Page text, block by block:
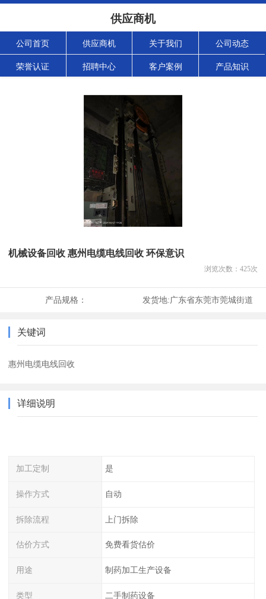
供应商机
公司首页 供应商机 关于我们 公司动态
荣誉认证 招聘中心 客户案例 产品知识
机械设备回收 惠州电缆电线回收 环保意识
浏览次数： 425次
产品规格： 发货地:广东省东莞市莞城街道
关键词
惠州电缆电线回收
详细说明
加工定制 是
操作方式 自动
拆除流程 上门拆除
估价方式 免费看货估价
用途 制药加工生产设备
类型 二手制药设备